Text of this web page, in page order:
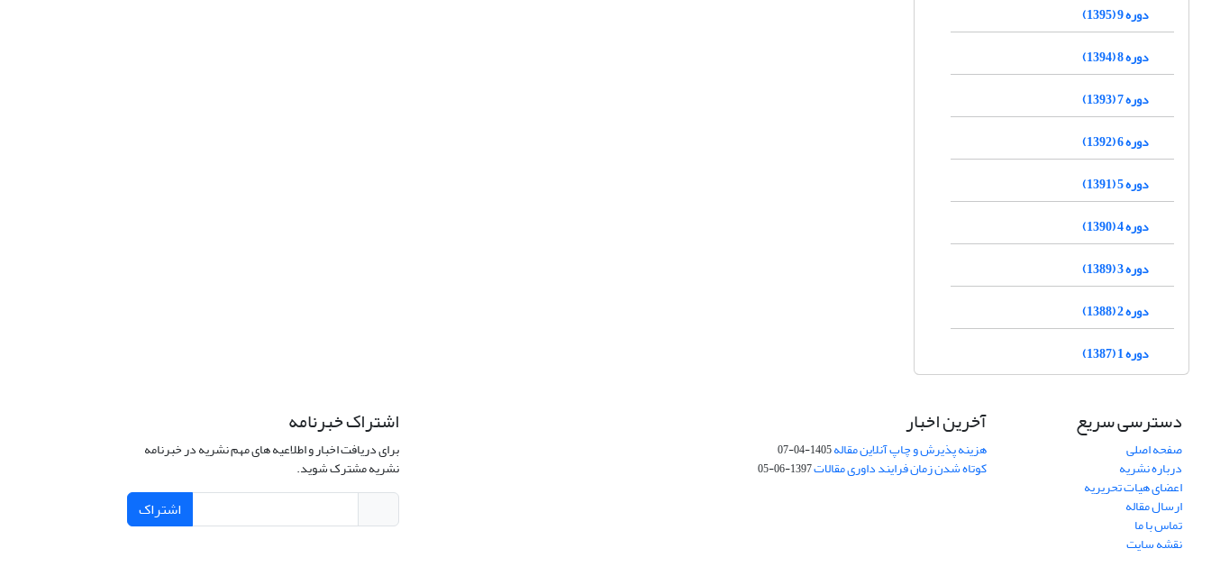
دوره 9 (1395)
دوره 8 (1394)
دوره 7 (1393)
دوره 6 (1392)
دوره 5 (1391)
دوره 4 (1390)
دوره 3 (1389)
دوره 2 (1388)
دوره 1 (1387)
دسترسی سریع
صفحه اصلی
درباره نشریه
اعضای هیات تحریریه
ارسال مقاله
تماس با ما
نقشه سایت
آخرین اخبار
هزینه پذیرش و چاپ آنلاین مقاله1405-04-07
کوتاه شدن زمان فرایند داوری مقالات1397-06-05
اشتراک خبرنامه
برای دریافت اخبار و اطلاعیه های مهم نشریه در خبرنامه
نشریه مشترک شوید.
اشتراک